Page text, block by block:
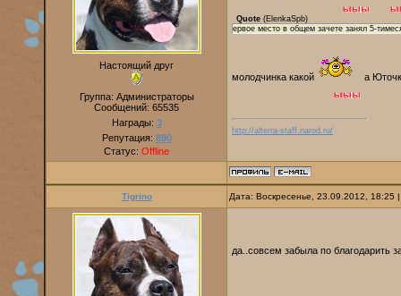
Настоящий друг
Группа: Администраторы
Сообщений: 65535
Награды: 3
Репутация: 890
Статус: Offline
Quote (ElenkaSpb)
ервое место в общем зачете занял 5-
молодчинка какой а
http://alterra-staff.narod.ru/
Tigrino Дата: Воскресенье, 23.09.2012,
да..совсем забыла по благодарить